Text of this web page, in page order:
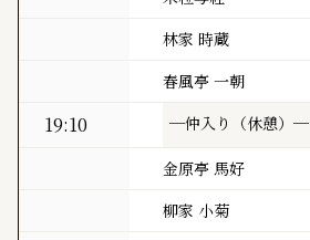
林家 時蔵
春風亭 一朝
19:10 ─仲入り（休憩）─
金原亭 馬好
柳家 小菊